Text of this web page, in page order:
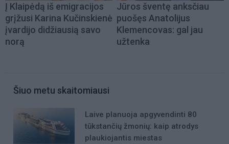
Į Klaipėdą iš emigracijos
grįžusi Karina Kučinskienė
įvardijo didžiausią savo
norą
Jūros šventę anksčiau
puošęs Anatolijus
Klemencovas: gal jau
užtenka
Šiuo metu skaitomiausi
Laive planuoja apgyvendinti 80
tūkstančių žmonių: kaip atrodys
plaukiojantis miestas